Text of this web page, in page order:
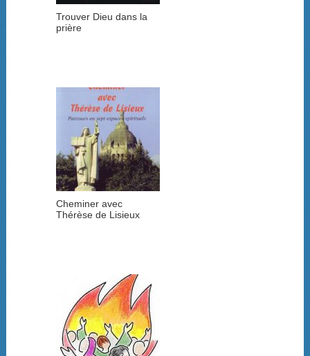
Trouver Dieu dans la
prière
Cheminer avec
Thérèse de Lisieux